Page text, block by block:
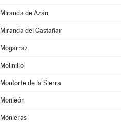
Miranda de Azán
Miranda del Castañar
Mogarraz
Molinillo
Monforte de la Sierra
Monleón
Monleras